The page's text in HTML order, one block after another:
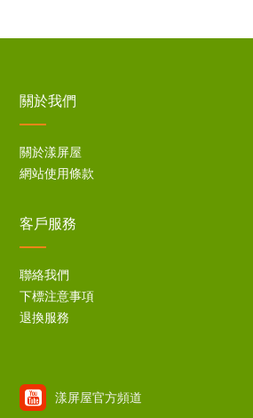
關於我們
關於漾屏屋
網站使用條款
客戶服務
聯絡我們
下標注意事項
退換服務
漾屏屋官方頻道